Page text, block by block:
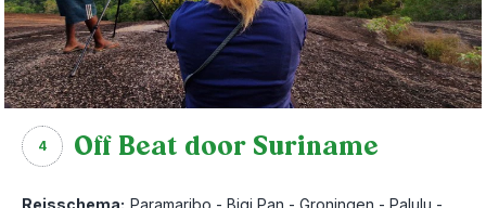
4 Off Beat door Suriname
Reisschema: Paramaribo - Bigi Pan - Groningen - Palulu -